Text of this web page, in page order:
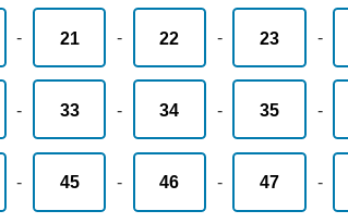
- 21 - 22 - 23 -
- 33 - 34 - 35 -
- 45 - 46 - 47 -